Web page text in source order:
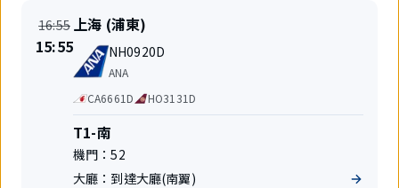
準
時
起
16:55
時
間
15:55
出
發
地
上海 (浦東)
航
班
號
NH0920D
航
公
司
ANA
代
碼
共
享
航
班
CA6661D HO3131D
航
站
樓
T1-南
機門：52
大廳： 到達大廳(南翼)